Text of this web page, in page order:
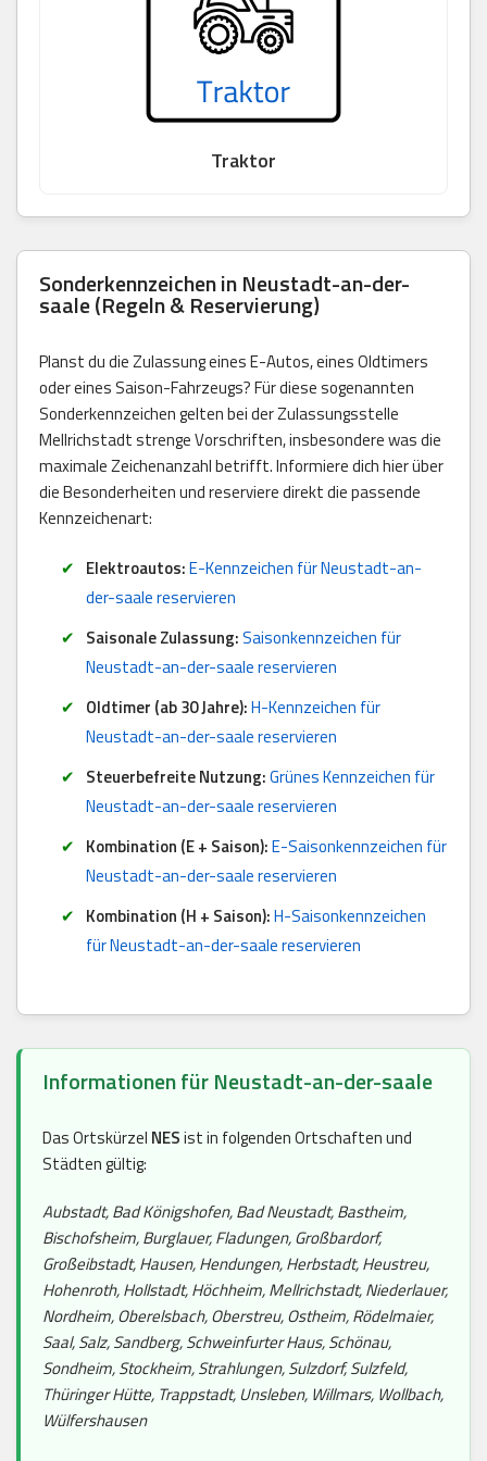
Traktor
Sonderkennzeichen in Neustadt-an-der-
saale (Regeln & Reservierung)
Planst du die Zulassung eines E-Autos, eines Oldtimers
oder eines Saison-Fahrzeugs? Für diese sogenannten
Sonderkennzeichen gelten bei der Zulassungsstelle
Mellrichstadt strenge Vorschriften, insbesondere was die
maximale Zeichenanzahl betrifft. Informiere dich hier über
die Besonderheiten und reserviere direkt die passende
Kennzeichenart:
Elektroautos:E-Kennzeichen für Neustadt-an-
der-saale reservieren
Saisonale Zulassung:Saisonkennzeichen für
Neustadt-an-der-saale reservieren
Oldtimer (ab 30 Jahre):H-Kennzeichen für
Neustadt-an-der-saale reservieren
Steuerbefreite Nutzung:Grünes Kennzeichen für
Neustadt-an-der-saale reservieren
Kombination (E + Saison):E-Saisonkennzeichen für
Neustadt-an-der-saale reservieren
Kombination (H + Saison):H-Saisonkennzeichen
für Neustadt-an-der-saale reservieren
Informationen für Neustadt-an-der-saale
Das Ortskürzel NESist in folgenden Ortschaften und
Städten gültig:
Aubstadt, Bad Königshofen, Bad Neustadt, Bastheim,
Bischofsheim, Burglauer, Fladungen, Großbardorf,
Großeibstadt, Hausen, Hendungen, Herbstadt, Heustreu,
Hohenroth, Hollstadt, Höchheim, Mellrichstadt, Niederlauer,
Nordheim, Oberelsbach, Oberstreu, Ostheim, Rödelmaier,
Saal, Salz, Sandberg, Schweinfurter Haus, Schönau,
Sondheim, Stockheim, Strahlungen, Sulzdorf, Sulzfeld,
Thüringer Hütte, Trappstadt, Unsleben, Willmars, Wollbach,
Wülfershausen